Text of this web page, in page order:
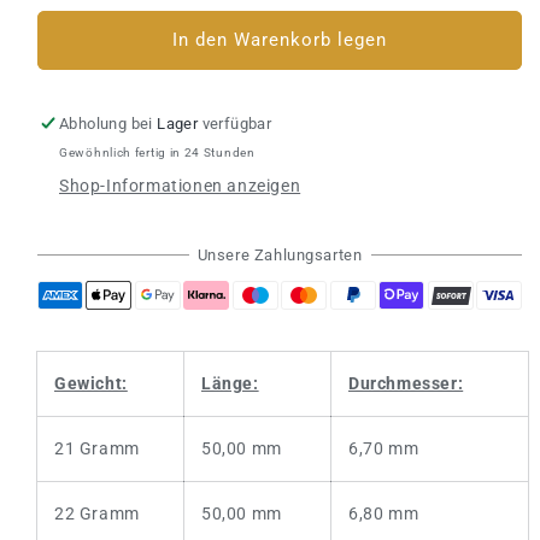
Menge
Toro
Menge
für
90%
In den Warenkorb legen
Abholung bei Lagerverfügbar
Gewöhnlich fertig in 24 Stunden
Shop-Informationen anzeigen
Unsere Zahlungsarten
Gewicht: Länge: Durchmesser:
21 Gramm 50,00 mm 6,70 mm
22 Gramm 50,00 mm 6,80 mm